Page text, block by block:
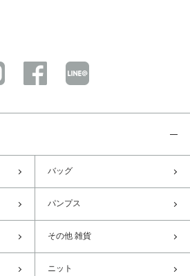
バッグ
パンプス
その他 雑貨
ニット